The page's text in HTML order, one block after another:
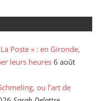
Poste » : en Gironde,
leurs heures 6 août
ou l’art de